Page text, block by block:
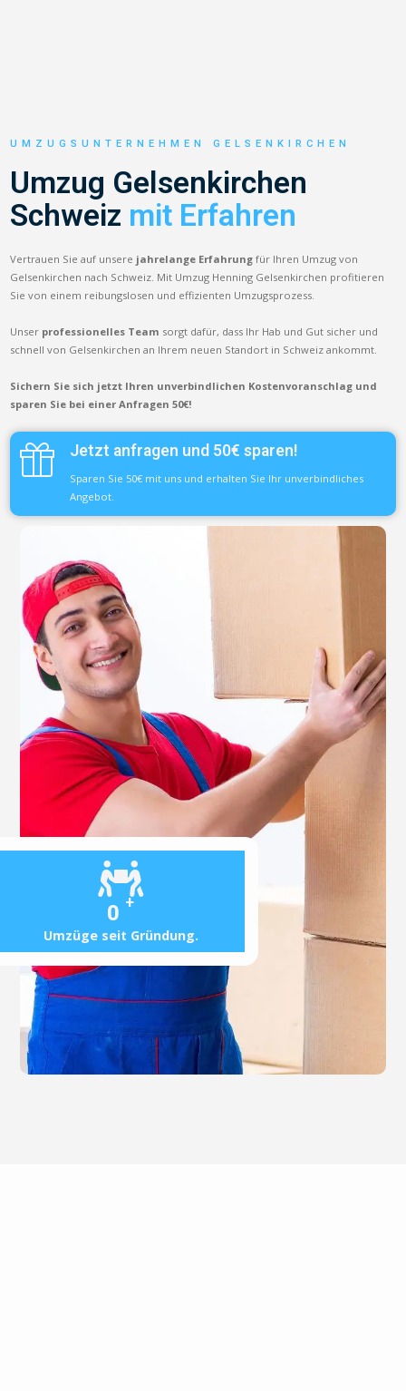
0 +
Umzüge seit Gründung.
UMZUGSUNTERNEHMEN GELSENKIRCHEN
Umzug Gelsenkirchen
Schweiz mit Erfahren
Vertrauen Sie auf unsere jahrelange Erfahrung für Ihren Umzug von
Gelsenkirchen nach Schweiz. Mit Umzug Henning Gelsenkirchen profitieren
Sie von einem reibungslosen und effizienten Umzugsprozess.
Unser professionelles Team sorgt dafür, dass Ihr Hab und Gut sicher und
schnell von Gelsenkirchen an Ihrem neuen Standort in Schweiz ankommt.
Sichern Sie sich jetzt Ihren unverbindlichen Kostenvoranschlag und
sparen Sie bei einer Anfragen 50€!
Jetzt anfragen und 50€ sparen!
Sparen Sie 50€ mit uns und erhalten Sie Ihr unverbindliches
Angebot.